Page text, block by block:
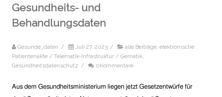
Gesundheits- und
Behandlungsdaten
Gesunde_daten / Juli 27, 2023 / alle Beiträge elektronische
Patientenakte / Telematik-Infrastruktur / Gematik
Gesundheitsdatenschutz / 0Kommentare
Aus dem Gesundheitsministerium liegen jetzt Gesetzentwürfe für